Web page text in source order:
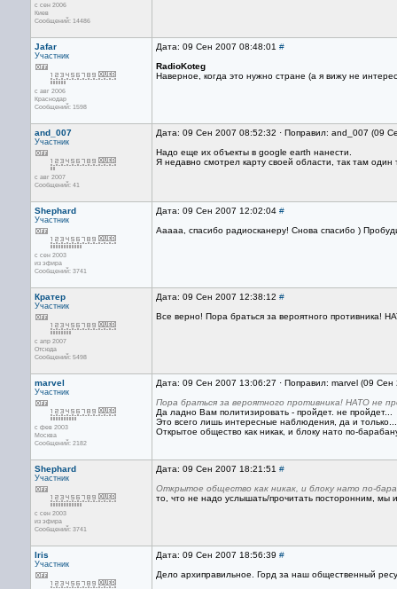
с сен 2006
Киев
Сообщений: 14486
Jafar
Участник
с авг 2006
Краснодар
Сообщений: 1598
Дата: 09 Сен 2007 08:48:01 #
RadioKoteg
Наверное, когда это нужно стране (а я вижу не
and_007
Участник
с авг 2007
Сообщений: 41
Дата: 09 Сен 2007 08:52:32 · Поправил: and_007 (09
Надо еще их объекты в google earth нанести.
Я недавно смотрел карту своей области, так там один
Shephard
Участник
с сен 2003
из эфира
Сообщений: 3741
Дата: 09 Сен 2007 12:02:04 #
Ааааа, спасибо радиосканеру! Снова спасибо )
Кратер
Участник
с апр 2007
Отсюда
Сообщений: 5498
Дата: 09 Сен 2007 12:38:12 #
Все верно! Пора браться за вероятного противника!
marvel
Участник
с фев 2003
Москва
Сообщений: 2182
Дата: 09 Сен 2007 13:06:27 · Поправил: marvel (09
Пора браться за вероятного противника! НАТО не
Да ладно Вам политизировать - пройдет. не пройдет...
Это всего лишь интересные наблюдения, да и только...
Открытое общество как никак, и блоку нато по-
Shephard
Участник
с сен 2003
из эфира
Сообщений: 3741
Дата: 09 Сен 2007 18:21:51 #
Открытое общество как никак, и блоку нато по-
то, что не надо услышать/прочитать посторонним, мы
Iris
Участник
Дата: 09 Сен 2007 18:56:39 #
Дело архиправильное. Горд за наш общественный